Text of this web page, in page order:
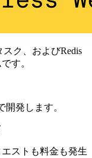
ク、およびRedis
す。
開発します。
ストも料金も発生